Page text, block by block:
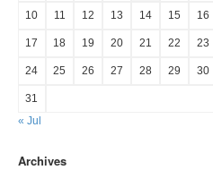
10 11 12 13 14 15 16
17 18 19 20 21 22 23
24 25 26 27 28 29 30
31
« Jul
Archives